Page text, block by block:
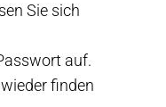
Sie sich
auf.
finden